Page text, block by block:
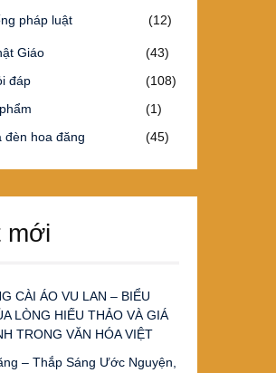
pháp luật
(12)
Giáo
(43)
đáp
(108)
(1)
đèn hoa đăng
(45)
mới
CÀI ÁO VU LAN – BIỂU
LÒNG HIẾU THẢO VÀ GIÁ
TRONG VĂN HÓA VIỆT
– Thắp Sáng Ước Nguyện,